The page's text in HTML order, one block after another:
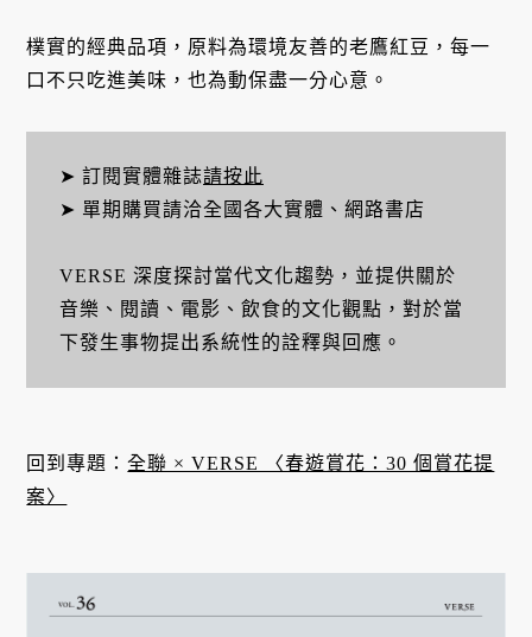
樸實的經典品項，原料為環境友善的老鷹紅豆，每一
口不只吃進美味，也為動保盡一分心意。
➤ 訂閱實體雜誌請按此
➤ 單期購買請洽全國各大實體、網路書店
VERSE 深度探討當代文化趨勢，並提供關於
音樂、閱讀、電影、飲食的文化觀點，對於當
下發生事物提出系統性的詮釋與回應。
回到專題：全聯 × VERSE 〈春遊賞花：30 個賞花提
案〉